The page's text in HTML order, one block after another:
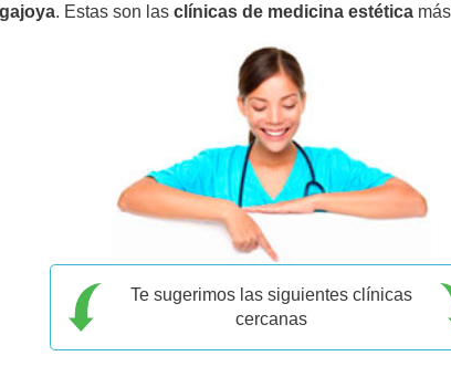
. Estas son las clínicas de medicina estética
Te sugerimos las siguientes clínicas
cercanas